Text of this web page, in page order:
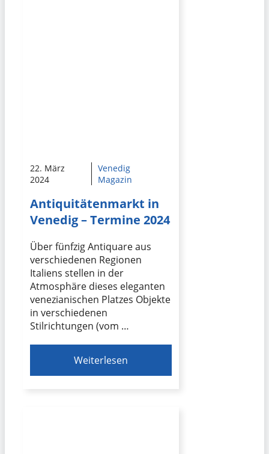
22. März
2024
Venedig
Magazin
Antiquitätenmarkt in
Venedig – Termine 2024
Über fünfzig Antiquare aus
verschiedenen Regionen
Italiens stellen in der
Atmosphäre dieses eleganten
venezianischen Platzes Objekte
in verschiedenen
Stilrichtungen (vom …
Weiterlesen